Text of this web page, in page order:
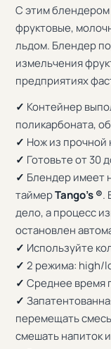
С этим блендером
фруктовые,
льдом. Блендер
измельчения
предприятиях
✓ Контейнер
поликарбоната,
✓ Нож из
✓ Готовьте от 30
✓ Блендер имеет
таймерTango's ®.
дело, а процесс
остановлен
✓ Используйте
✓ 2 режима: high/
✓ Среднее время
✓
перемещать
смешать напиток